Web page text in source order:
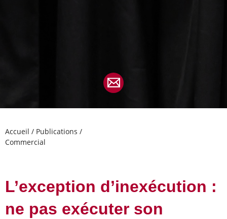
Accueil / Publications /
Commercial
L’exception d’inexécution :
ne pas exécuter son